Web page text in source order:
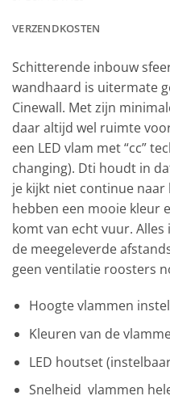
VERZENDKOSTEN
Schitterende inbouw
wandhaard is uitermate
Cinewall. Met zijn
daar altijd wel ruimte
een LED vlam met “cc”
changing). Dti houdt in
je kijkt niet continue naar
hebben een mooie kleur
komt van echt vuur.
de meegeleverde
geen ventilatie roosters
Hoogte vlammen
Kleuren van de
LED houtset
Snelheid vlammen